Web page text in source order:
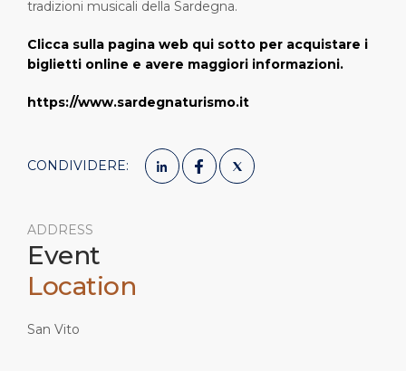
tradizioni musicali della Sardegna.
Clicca sulla pagina web qui sotto per acquistare i
biglietti online e avere maggiori informazioni.
https://www.sardegnaturismo.it
CONDIVIDERE:
ADDRESS
Event
Location
San Vito